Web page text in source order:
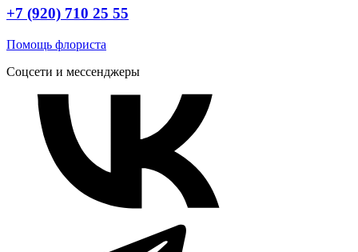
+7 (920) 710 25 55
Помощь флориста
Соцсети и мессенджеры